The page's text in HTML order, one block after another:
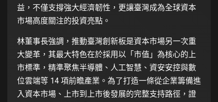
益，不僅支撐強大經濟韌性，更讓臺灣成為全球資本
市場高度關注的投資亮點。
林董事長強調，推動臺灣創新板是資本市場另一次重
大變革，其最大特色在於採用以「市值」為核心的上
市標準，精準聚焦半導體、人工智慧、資安安控與數
位雲端等 14 項前瞻產業。為了打造一條從企業籌備進
入資本市場、上市到上市後發展的完整支持路徑，證